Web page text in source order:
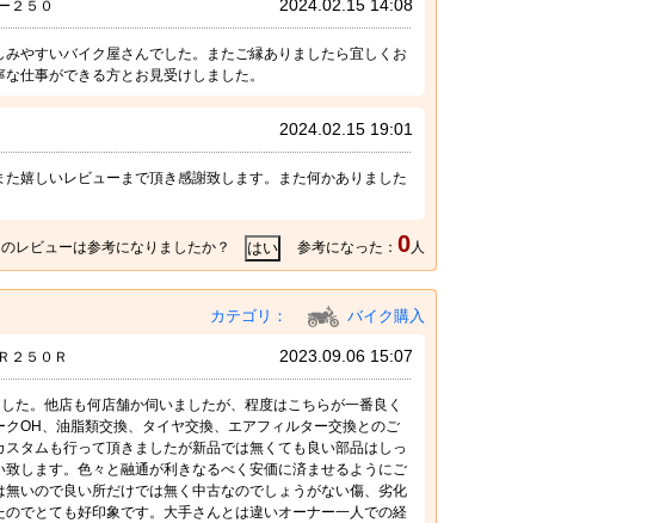
２５０ 2024.02.15 14:08
やすいバイク屋さんでした。またご縁ありましたら宜しくお
仕事ができる方とお見受けしました。
2024.02.15 19:01
嬉しいレビューまで頂き感謝致します。また何かありました
レビューは参考になりましたか？ 参考になった： 0人
カテゴリ： バイク購入
２５０Ｒ 2023.09.06 15:07
た。他店も何店舗か伺いましたが、程度はこちらが一番良く
OH、油脂類交換、タイヤ交換、エアフィルター交換とのご
タムも行って頂きましたが新品では無くても良い部品はしっ
します。色々と融通が利きなるべく安価に済ませるようにご
いので良い所だけでは無く中古なのでしょうがない傷、劣化
でとても好印象です。大手さんとは違いオーナー一人での経